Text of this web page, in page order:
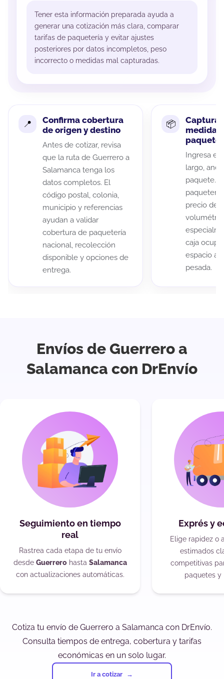
Tener esta información preparada ayuda a
generar una cotización más clara, comparar
tarifas de paquetería y evitar ajustes
posteriores por datos incompletos, peso
incorrecto o medidas mal capturadas.
Confirma cobertura
de origen y destino
Antes de cotizar, revisa
que la ruta de Guerrero a
Salamanca tenga los
datos completos. El
código postal, colonia,
municipio y referencias
ayudan a validar
cobertura de paquetería
nacional, recolección
disponible y opciones de
entrega.
Captura
medidas
paquete
Ingresa el
largo,
paquete.
precio de
caja
espacio
pesada.
Envíos de Guerrero a
Salamanca con DrEnvío
Seguimiento en tiempo
real
Rastrea cada etapa de tu envío
desde Guerrerohasta Salamanca
con actualizaciones automáticas.
Exprés y
Elige rapidez o
estimados
competitivas
paquetes y
Cotiza tu envío de Guerrero a Salamanca con DrEnvío.
Consulta tiempos de entrega, cobertura y tarifas
económicas en un solo lugar.
Ir a cotizar